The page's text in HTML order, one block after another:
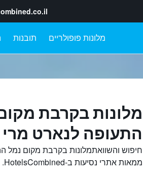
מלונות פופולריים תובנות
מלונות בקרבת
התעופה לנארט מרי
חיפוש והשוואתמלונות בקרבת מקום נמל
ממאות אתרי נסיעות ב-HotelsCombined.